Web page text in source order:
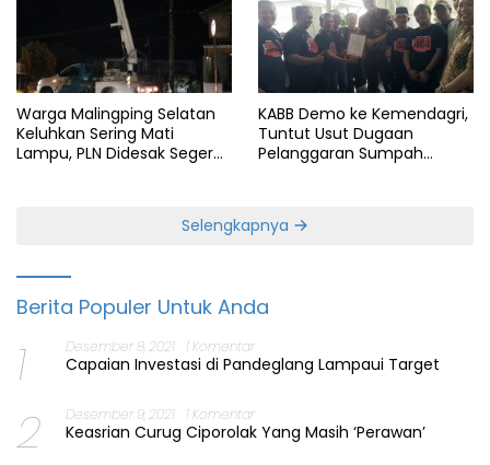
Warga Malingping Selatan
Keluhkan Sering Mati
Lampu, PLN Didesak Segera
KABB Demo ke Kemendagri,
Tuntut Usut Dugaan
Pelanggaran Sumpah
Selengkapnya
Berita Populer Untuk Anda
1 Desember 8, 2021 1 Komentar
Capaian Investasi di Pandeglang Lampaui Target
2 Desember 9, 2021 1 Komentar
Keasrian Curug Ciporolak Yang Masih ‘Perawan’